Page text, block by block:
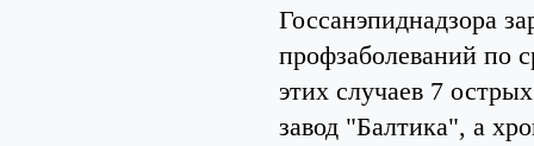
Госсанэпиднадзора
профзаболеваний по
этих случаев 7
завод "Балтика", а